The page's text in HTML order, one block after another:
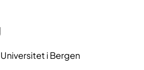
i Bergen​